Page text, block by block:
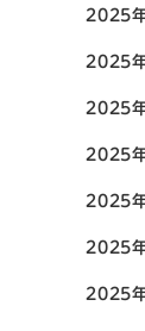
2025
2025
2025
2025
2025
2025
2025